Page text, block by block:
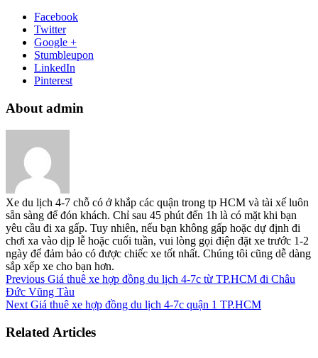
Facebook
Twitter
Google +
Stumbleupon
LinkedIn
Pinterest
About admin
Xe du lịch 4-7 chỗ có ở khắp các quận trong tp HCM và tài xế luôn
sẵn sàng để đón khách. Chỉ sau 45 phút đến 1h là có mặt khi bạn
yêu cầu đi xa gấp. Tuy nhiên, nếu bạn không gấp hoặc dự định đi
chơi xa vào dịp lễ hoặc cuối tuần, vui lòng gọi điện đặt xe trước 1-2
ngày để đảm bảo có được chiếc xe tốt nhất. Chúng tôi cũng dễ dàng
sắp xếp xe cho bạn hơn.
Previous Giá thuê xe hợp đồng du lịch 4-7c từ TP.HCM đi Châu
Đức Vũng Tàu
Next Giá thuê xe hợp đồng du lịch 4-7c quận 1 TP.HCM
Related Articles